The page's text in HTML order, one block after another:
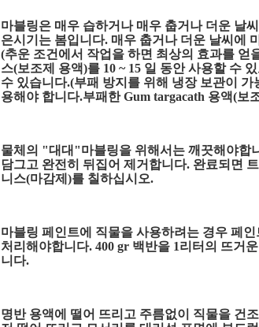
마블링은 매우 습하거나 매우 춥거나 더운 날
은시기는 봄입니다. 매우 춥거나 더운 날씨에
(추운 조건에서 작업을 하면 최상의 효과를 얻
스(보조제 용액)를 10 ~ 15 일 동안 사용할 수
수 있습니다.(부패 방지를 위해 냉장 보관이
용해야 합니다.부패한 Gum targacath 용액(보
물체의 "대대"마블링을 위해서는 깨끗해야합
담그고 완전히 뒤집어 제거합니다. 완료되면
니스(마감제)를 칠하십시오.
마블링 페인트에 직물을 사용하려는 경우 페
처리해야합니다. 400 gr 백반을 1리터의 뜨거
니다.
명반 용액에 떨어 뜨리고 주름없이 직물을 건